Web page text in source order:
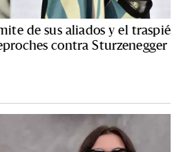
de sus aliados y el traspié
contra Sturzenegger